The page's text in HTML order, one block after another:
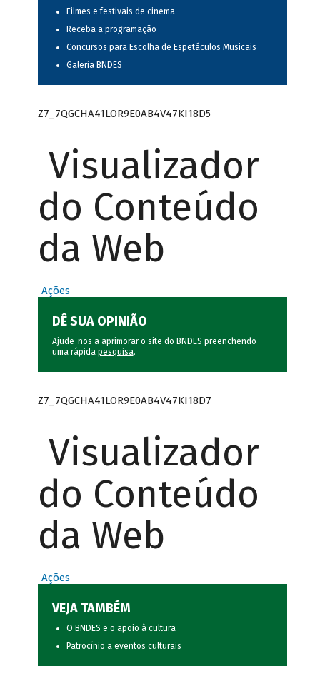
Filmes e festivais de cinema
Receba a programação
Concursos para Escolha de Espetáculos Musicais
Galeria BNDES
Z7_7QGCHA41LOR9E0AB4V47KI18D5
Visualizador
do Conteúdo
da Web
Ações
DÊ SUA OPINIÃO
Ajude-nos a aprimorar o site do BNDES preenchendo
uma rápida pesquisa.
Z7_7QGCHA41LOR9E0AB4V47KI18D7
Visualizador
do Conteúdo
da Web
Ações
VEJA TAMBÉM
O BNDES e o apoio à cultura
Patrocínio a eventos culturais